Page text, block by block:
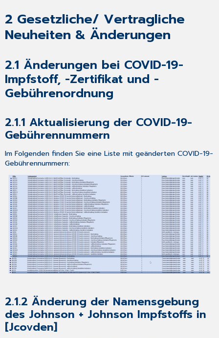
4
Neues
aus
der
Welt!
4.1
Anpassung
des
ablaufende
Zertifikate
TI-
Komponenten
4.2
Neues
Vorgehen
bei
parallelen
Konnektoranfragen
4.3
Neu
in
Ihrem
kostenfreien
CGM
BENCHMARKS:
die
Absolutwerte
2 Gesetzliche/ Vertragliche
Neuheiten & Änderungen
2.1 Änderungen bei COVID-19-
Impfstoff, -Zertifikat und -
Gebührenordnung
2.1.1 Aktualisierung der COVID-19-
Gebührennummern
Im Folgenden finden Sie eine Liste mit geänderten COVID-19-
Gebührennummern:
2.1.2 Änderung der Namensgebung
des Johnson + Johnson Impfstoffs in
[Jcovden]